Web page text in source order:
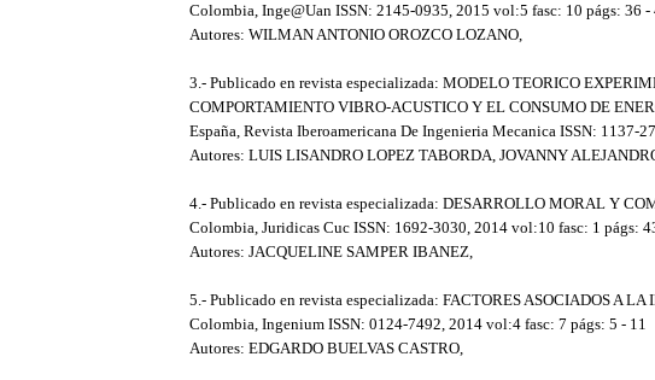
Colombia, Inge@Uan ISSN: 2145-0935, 2015 vol:5 fasc: 10 págs: 36 -
Autores: WILMAN ANTONIO OROZCO LOZANO,
3.- Publicado en revista especializada: MODELO TEORICO
COMPORTAMIENTO VIBRO-ACUSTICO Y EL CONSUMO DE
España, Revista Iberoamericana De Ingenieria Mecanica ISSN: 1137-
Autores: LUIS LISANDRO LOPEZ TABORDA, JOVANNY
4.- Publicado en revista especializada: DESARROLLO MORAL Y
Colombia, Juridicas Cuc ISSN: 1692-3030, 2014 vol:10 fasc: 1 págs:
Autores: JACQUELINE SAMPER IBANEZ,
5.- Publicado en revista especializada: FACTORES ASOCIADOS A
Colombia, Ingenium ISSN: 0124-7492, 2014 vol:4 fasc: 7 págs: 5 - 11
Autores: EDGARDO BUELVAS CASTRO,